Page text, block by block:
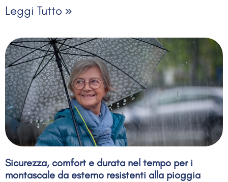
Leggi Tutto »
Sicurezza, comfort e durata nel tempo per i
montascale da esterno resistenti alla pioggia